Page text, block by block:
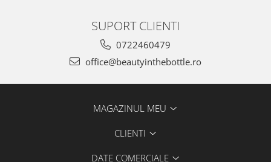
SUPORT CLIENTI
0722460479
office@beautyinthebottle.ro
MAGAZINUL MEU
CLIENTI
DATE COMERCIALE